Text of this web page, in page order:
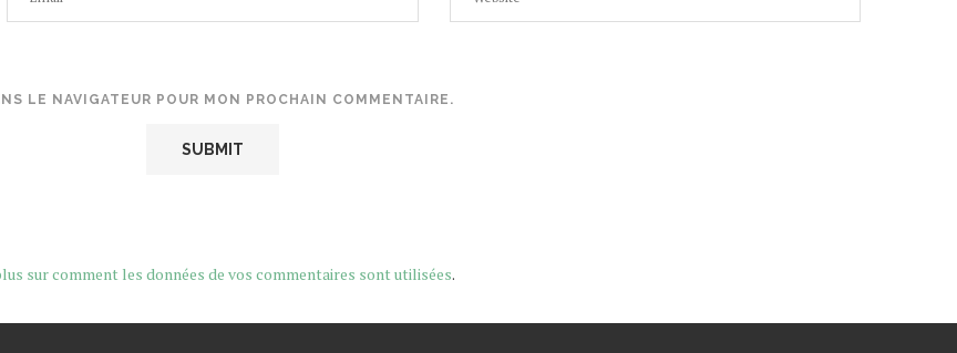
LE NAVIGATEUR POUR MON PROCHAIN COMMENTAIRE.
sur comment les données de vos commentaires sont utilisées.